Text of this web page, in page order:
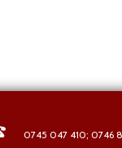
0745 047 410; 0746